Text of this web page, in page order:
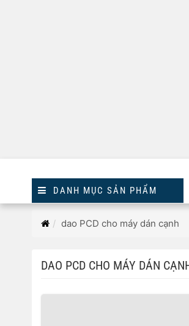
DANH MỤC SẢN PHẨM
Trangdao PCD cho máy dán cạnh
DAO PCD CHO MÁY DÁN